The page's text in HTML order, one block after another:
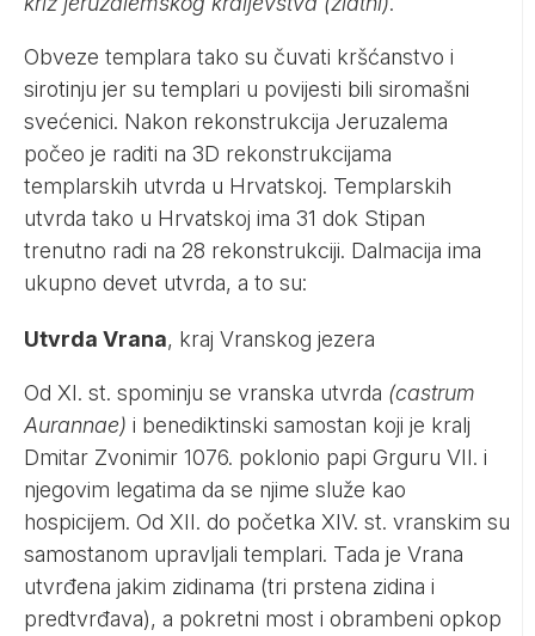
Obveze templara tako su čuvati kršćanstvo i
sirotinju jer su templari u povijesti bili siromašni
svećenici. Nakon rekonstrukcija Jeruzalema
počeo je raditi na 3D rekonstrukcijama
templarskih utvrda u Hrvatskoj. Templarskih
utvrda tako u Hrvatskoj ima 31 dok Stipan
trenutno radi na 28 rekonstrukciji. Dalmacija ima
ukupno devet utvrda, a to su:
Utvrda Vrana, kraj Vranskog jezera
Od XI. st. spominju se vranska utvrda (castrum
Aurannae) i benediktinski samostan koji je kralj
Dmitar Zvonimir 1076. poklonio papi Grguru VII. i
njegovim legatima da se njime služe kao
hospicijem. Od XII. do početka XIV. st. vranskim su
samostanom upravljali templari. Tada je Vrana
utvrđena jakim zidinama (tri prstena zidina i
predtvrđava), a pokretni most i obrambeni opkop